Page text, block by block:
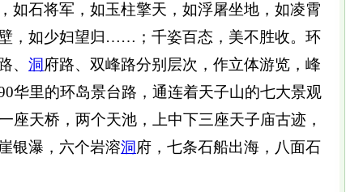
如石将军，如玉柱擎天，如浮屠坐地，如凌霄
，如少妇望归……；千姿百态，美不胜收。环
、 洞 府路、双峰路分别层次，作立体游览，峰
华里的环岛景台路，通连着天子山的七大景观
座天桥，两个天池，上中下三座天子庙古迹，
银瀑，六个岩溶洞 府，七条石船出海，八面石